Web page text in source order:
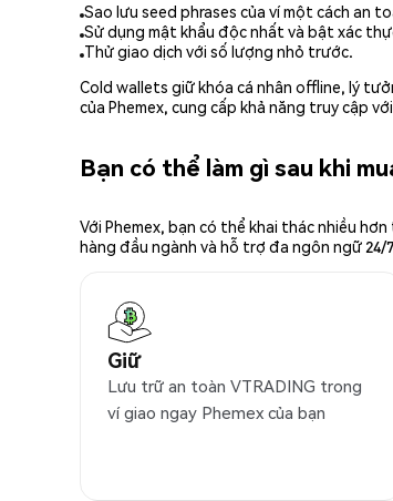
Sao lưu seed phrases của ví một cách an
Sử dụng mật khẩu độc nhất và bật xác
Thử giao dịch với số lượng nhỏ trước.
Cold wallets giữ khóa cá nhân offline, lý
của Phemex, cung cấp khả năng truy cập
Bạn có thể làm gì sau khi
Với Phemex, bạn có thể khai thác nhiều
hàng đầu ngành và hỗ trợ đa ngôn ngữ 24/
Giữ
Lưu trữ an toàn VTRADING trong
ví giao ngay Phemex của bạn